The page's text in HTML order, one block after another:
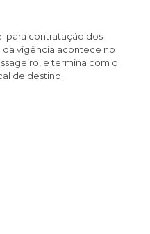
para contratação dos
da vigência acontece no
e termina com o
de destino.